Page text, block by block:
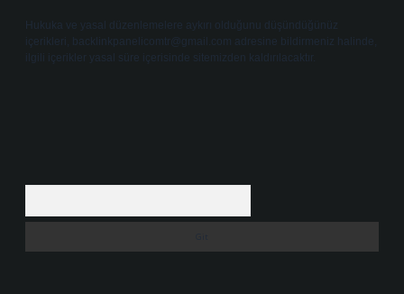
Hukuka ve yasal düzenlemelere aykırı olduğunu düşündüğünüz
içerikleri,
backlinkpanelicomtr@gmail.com adresine bildirmeniz halinde,
ilgili içerikler yasal süre içerisinde sitemizden kaldırılacaktır.